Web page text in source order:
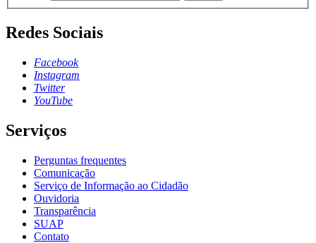
Redes Sociais
Facebook
Instagram
Twitter
YouTube
Serviços
Perguntas frequentes
Comunicação
Serviço de Informação ao Cidadão
Ouvidoria
Transparência
SUAP
Contato